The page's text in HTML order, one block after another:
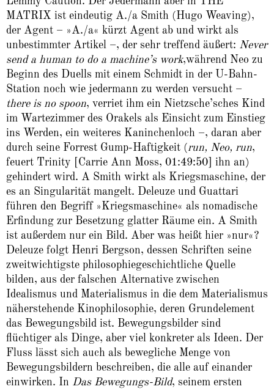
MATRIX ist eindeutig A./a Smith (Hugo Weaving),
der Agent – »A./a« kürzt Agent ab und wirkt als
unbestimmter Artikel –, der sehr treffend äußert: Never
send a human to do a machine’s work,während Neo zu
Beginn des Duells mit einem Schmidt in der U-Bahn-
Station noch wie jedermann zu werden versucht –
there is no spoon, verriet ihm ein Nietzsche’sches Kind
im Wartezimmer des Orakels als Einsicht zum Einstieg
ins Werden, ein weiteres Kaninchenloch –, daran aber
durch seine Forrest Gump-Haftigkeit (run, Neo, run,
feuert Trinity [Carrie Ann Moss, 01:49:50] ihn an)
gehindert wird. A Smith wirkt als Kriegsmaschine, der
es an Singularität mangelt. Deleuze und Guattari
führen den Begriff »Kriegsmaschine« als nomadische
Erfindung zur Besetzung glatter Räume ein. A Smith
ist außerdem nur ein Bild. Aber was heißt hier »nur«?
Deleuze folgt Henri Bergson, dessen Schriften seine
zweitwichtigste philosophiegeschichtliche Quelle
bilden, aus der falschen Alternative zwischen
Idealismus und Materialismus in die dem Materialismus
näherstehende Kinophilosophie, deren Grundelement
das Bewegungsbild ist. Bewegungsbilder sind
flüchtiger als Dinge, aber viel konkreter als Ideen. Der
Fluss lässt sich auch als bewegliche Menge von
Bewegungsbildern beschreiben, die alle auf einander
einwirken. In Das Bewegungs-Bild, seinem ersten